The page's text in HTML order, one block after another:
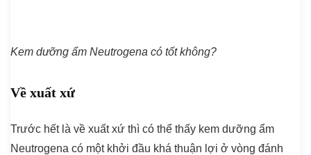
Kem dưỡng ẩm Neutrogena có tốt không?
Về xuất xứ
Trước hết là về xuất xứ thì có thể thấy kem dưỡng ẩm
Neutrogena có một khởi đầu khá thuận lợi ở vòng đánh